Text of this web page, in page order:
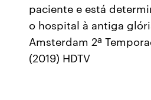
paciente e está
o hospital à antiga
Amsterdam 2ª
(2019) HDTV